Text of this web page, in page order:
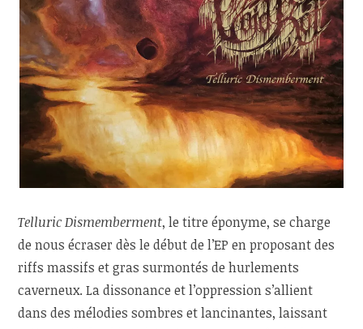
Telluric Dismemberment, le titre éponyme, se charge
de nous écraser dès le début de l’EP en proposant des
riffs massifs et gras surmontés de hurlements
caverneux. La dissonance et l’oppression s’allient
dans des mélodies sombres et lancinantes, laissant